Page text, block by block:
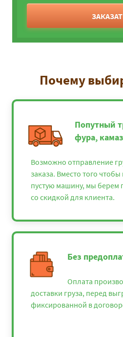
Почему
Попутный
фура,
Возможно отправление
заказа. Вместо того
пустую машину, мы берем
со скидкой для клиента.
Без
Оплата
доставки груза, перед
фиксированной в